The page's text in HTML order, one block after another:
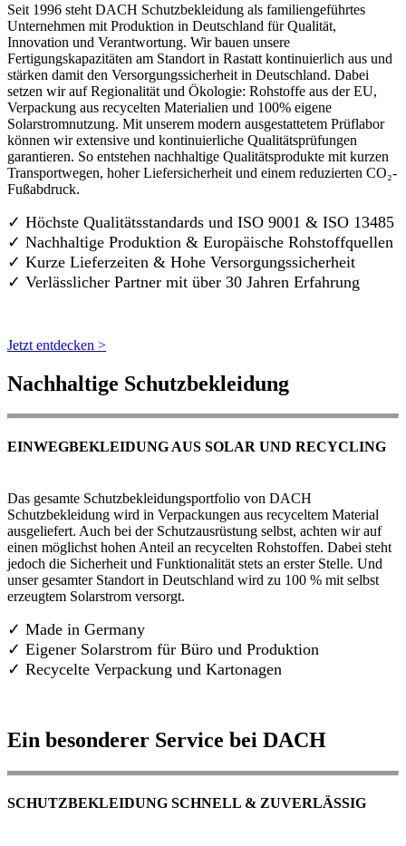
Seit 1996 steht DACH Schutzbekleidung als familiengeführtes
Unternehmen mit Produktion in Deutschland für Qualität,
Innovation und Verantwortung. Wir bauen unsere
Fertigungskapazitäten am Standort in Rastatt kontinuierlich aus und
stärken damit den Versorgungssicherheit in Deutschland. Dabei
setzen wir auf Regionalität und Ökologie: Rohstoffe aus der EU,
Verpackung aus recycelten Materialien und 100% eigene
Solarstromnutzung. Mit unserem modern ausgestattetem Prüflabor
können wir extensive und kontinuierliche Qualitätsprüfungen
garantieren. So entstehen nachhaltige Qualitätsprodukte mit kurzen
Transportwegen, hoher Liefersicherheit und einem reduzierten CO₂-
Fußabdruck.
✓ Höchste Qualitätsstandards und ISO 9001 & ISO 13485
✓ Nachhaltige Produktion & Europäische Rohstoffquellen
✓ Kurze Lieferzeiten & Hohe Versorgungssicherheit
✓ Verlässlicher Partner mit über 30 Jahren Erfahrung
Jetzt entdecken >
Nachhaltige Schutzbekleidung
EINWEGBEKLEIDUNG AUS SOLAR UND RECYCLING
Das gesamte Schutzbekleidungsportfolio von DACH
Schutzbekleidung wird in Verpackungen aus recyceltem Material
ausgeliefert. Auch bei der Schutzausrüstung selbst, achten wir auf
einen möglichst hohen Anteil an recycelten Rohstoffen. Dabei steht
jedoch die Sicherheit und Funktionalität stets an erster Stelle. Und
unser gesamter Standort in Deutschland wird zu 100 % mit selbst
erzeugtem Solarstrom versorgt.
✓ Made in Germany
✓ Eigener Solarstrom für Büro und Produktion
✓ Recycelte Verpackung und Kartonagen
Ein besonderer Service bei DACH
SCHUTZBEKLEIDUNG SCHNELL & ZUVERLÄSSIG